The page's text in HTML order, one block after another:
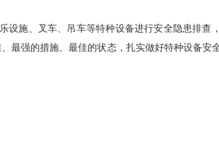
施、叉车、吊车等特种设备进行安全隐患排查
最强的措施、最佳的状态，扎实做好特种设备安